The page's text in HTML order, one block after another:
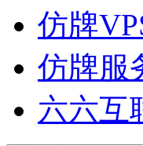
仿牌
仿牌服
六六互